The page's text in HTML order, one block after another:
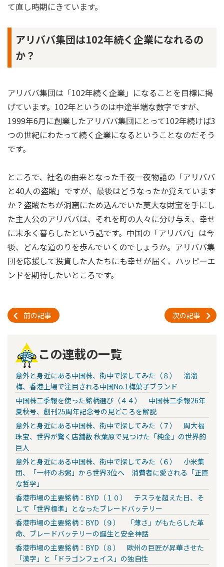
て直し時期にきています。
アリババ集団は102年続く企業になれるの
か？
アリババ集団は「102年続く企業」になることを目標に掲
げています。102年というのは中途半端な数字ですが、
1999年6月に創業したアリババ集団にとって102年続けば3
つの世紀にわたって続く企業になるということなのだそう
です。
ところで、社名の由来となった千夜一夜物語の「アリババ
と40人の盗賊」ですが、最後はどうなったか覚えています
か？盗賊たちが洞窟にため込んでいた莫大な財宝を手にし
た主人公のアリババは、それを町の人々に分け与え、幸せ
に末永く暮らしたという話です。中国の「アリババ」は今
後、どんな道のりを歩んでいくのでしょうか。アリババ集
団を応援して投資した人たちにも幸せが届く、ハッピーエ
ンドを期待したいところです。
前の記事 次の記事
この連載の一覧
意外と身近にある中国株、街中で探してみた（８） 溜溜
梅、香港上場で注目される中国No.1梅菓子ブランド
中国株二季報を使った銘柄選び（４４） 中国株二季報26年
夏秋号、創刊25周年記念号の見どころを解説
意外と身近にある中国株、街中で探してみた（７） 周大福
珠宝、世界が驚く店舗数 秋葉原で見つけた「純金」の世界的
巨人
意外と身近にある中国株、街中で探してみた（６） 小米集
団、「一杯のお粥」から世界3位へ 消費者に愛される「正直
な哲学」
香港市場の主要銘柄：BYD（１０） テスラを超えた日、そ
して「世界標準」となったブレードバッテリー
香港市場の主要銘柄：BYD（９） 「薄さ」がもたらした革
命、ブレードバッテリーの誕生と安全神話
香港市場の主要銘柄：BYD（８） 欧州の巨匠が昇華させた
「漢字」と「ドラゴンフェイス」の独自性